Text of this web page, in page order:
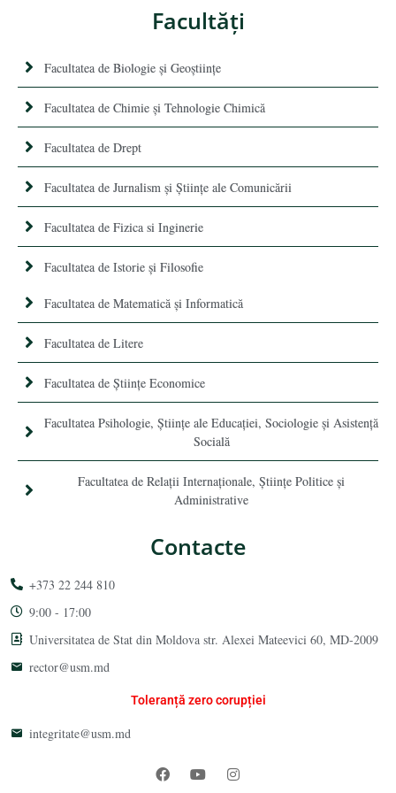
Facultăţi
Facultatea de Biologie și Geoștiințe
Facultatea de Chimie şi Tehnologie Chimică
Facultatea de Drept
Facultatea de Jurnalism şi Ştiinţe ale Comunicării
Facultatea de Fizica si Inginerie
Facultatea de Istorie şi Filosofie
Facultatea de Matematică şi Informatică
Facultatea de Litere
Facultatea de Științe Economice
Facultatea Psihologie, Ştiinţe ale Educaţiei, Sociologie și Asistență
Socială
Facultatea de Relaţii Internaţionale, Ştiinţe Politice şi
Administrative
Contacte
+373 22 244 810
9:00 - 17:00
Universitatea de Stat din Moldova str. Alexei Mateevici 60, MD-2009
rector@usm.md
Toleranță zero corupției
integritate@usm.md